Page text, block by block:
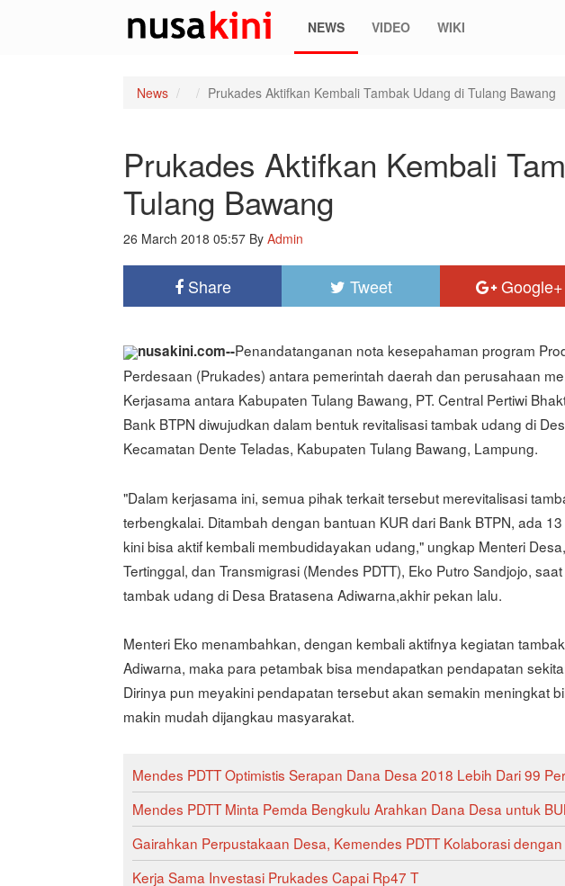
NEWS VIDEO WIKI
News Prukades Aktifkan Kembali Tambak Udang di Tulang Bawang
Prukades Aktifkan Kembali
Tulang Bawang
26 March 2018 05:57 By Admin
Share Tweet Google+
nusakini.com--Penandatanganan nota kesepahaman program
Perdesaan (Prukades) antara pemerintah daerah dan perusahaan
Kerjasama antara Kabupaten Tulang Bawang, PT. Central Pertiwi
Bank BTPN diwujudkan dalam bentuk revitalisasi tambak udang di
Kecamatan Dente Teladas, Kabupaten Tulang Bawang, Lampung.
"Dalam kerjasama ini, semua pihak terkait tersebut merevitalisasi
terbengkalai. Ditambah dengan bantuan KUR dari Bank BTPN, ada
kini bisa aktif kembali membudidayakan udang," ungkap Menteri
Tertinggal, dan Transmigrasi (Mendes PDTT), Eko Putro Sandjojo,
tambak udang di Desa Bratasena Adiwarna,akhir pekan lalu.
Menteri Eko menambahkan, dengan kembali aktifnya kegiatan
Adiwarna, maka para petambak bisa mendapatkan pendapatan
Dirinya pun meyakini pendapatan tersebut akan semakin meningkat
makin mudah dijangkau masyarakat.
Mendes PDTT Optimistis Serapan Dana Desa 2018 Lebih Dari 99
Mendes PDTT Minta Pemda Bengkulu Arahkan Dana Desa untuk
Gairahkan Perpustakaan Desa, Kemendes PDTT Kolaborasi
Kerja Sama Investasi Prukades Capai Rp47 T